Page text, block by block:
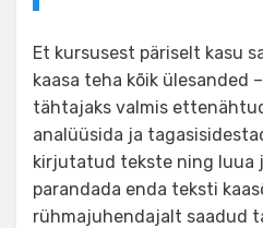
Et kursusest päriselt kasu
kaasa teha kõik ülesanded
tähtajaks valmis
analüüsida ja
kirjutatud tekste ning luua
parandada enda teksti
rühmajuhendajalt saadud